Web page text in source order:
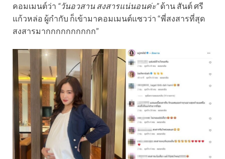
คอมเมนต์ว่า “วันอวสาน สงสารแน่นอนค่ะ”ด้าน สันต์ ศรี
แก้วหล่อ ผู้กำกับ ก็เข้ามาคอมเมนต์แซวว่า “พี่สงสารที่สุด
สงสารมากกกกกกกกกก”